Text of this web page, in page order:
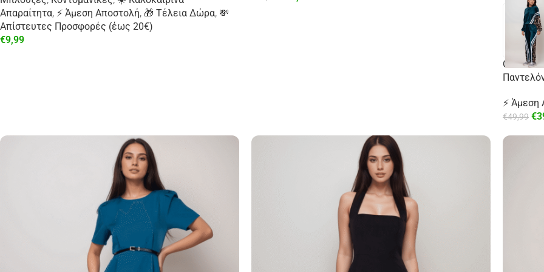
Απαραίτητα, ⚡ Άμεση Αποστολή, 🎁 Τέλεια Δώρα, 💸
Απίστευτες Προσφορές (έως 20€)
€9,99
⚡
€49,99 €